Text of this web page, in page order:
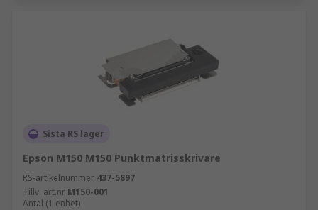
Sista RS lager
Epson M150 M150 Punktmatrisskrivare
RS-artikelnummer 437-5897
Tillv. art.nr M150-001
Antal (1 enhet)